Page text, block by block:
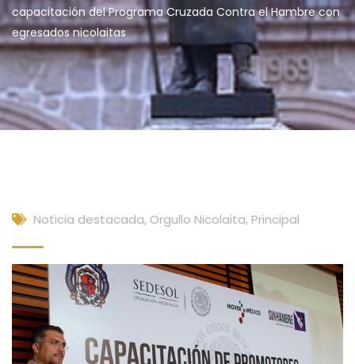
capacitación del Programa Cruzada Contra el Hambre con
egresados nicolaitas
Noticia destacada, Orgullo Nicolaita, Principal